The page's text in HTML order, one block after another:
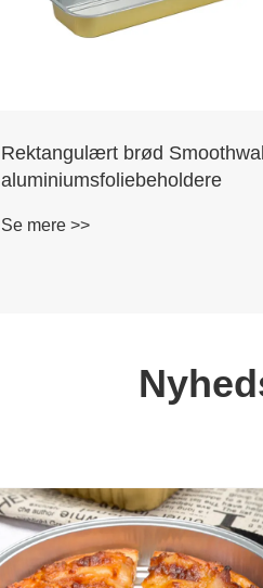
Rektangulært brød
aluminiumsfoliebeholdere
Se mere >>